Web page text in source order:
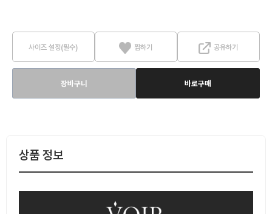
사이즈 설정(필수) 찜하기 공유하기
장바구니 바로구매
상품 정보